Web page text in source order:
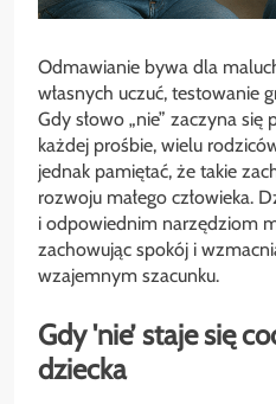
Odmawianie bywa dla
własnych uczuć, testowanie
Gdy słowo „nie” zaczyna
każdej prośbie, wielu
jednak pamiętać, że takie
rozwoju małego człowieka.
i odpowiednim narzędziom
zachowując spokój i
wzajemnym szacunku.
Gdy 'nie’ staje się
dziecka